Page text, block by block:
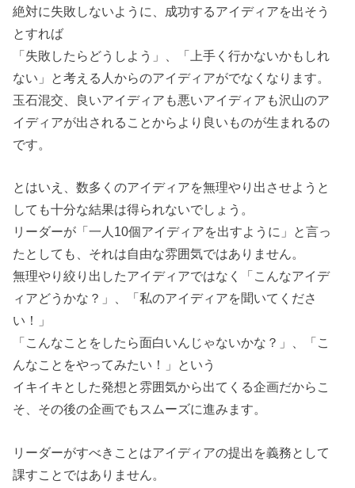
絶対に失敗しないように、成功するアイディアを出そう
とすれば
「失敗したらどうしよう」、「上手く行かないかもしれ
ない」と考える人からのアイディアがでなくなります。
玉石混交、良いアイディアも悪いアイディアも沢山のア
イディアが出されることからより良いものが生まれるの
です。
とはいえ、数多くのアイディアを無理やり出させようと
しても十分な結果は得られないでしょう。
リーダーが「一人10個アイディアを出すように」と言っ
たとしても、それは自由な雰囲気ではありません。
無理やり絞り出したアイディアではなく「こんなアイデ
ィアどうかな？」、「私のアイディアを聞いてくださ
い！」
「こんなことをしたら面白いんじゃないかな？」、「こ
んなことをやってみたい！」という
イキイキとした発想と雰囲気から出てくる企画だからこ
そ、その後の企画でもスムーズに進みます。
リーダーがすべきことはアイディアの提出を義務として
課すことではありません。